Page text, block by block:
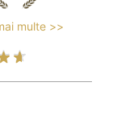
multe >>